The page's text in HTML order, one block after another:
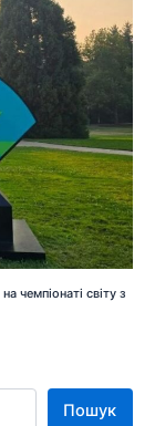
чемпіонаті світу з
Пошук